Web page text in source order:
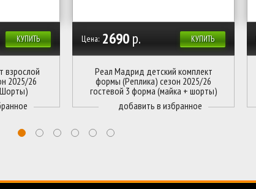
КУПИТЬ
взрослой
2025/26
КУПИТЬ
Цена: 2690р.
Реал Мадрид детский комплект
формы (Реплика) сезон 2025/26
гостевой 3 форма (майка + шорты)